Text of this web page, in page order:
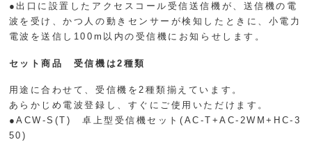
●出口に設置したアクセスコール受信送信機が、送信機の電
波を受け、かつ人の動きセンサーが検知したときに、小電力
電波を送信し100m以内の受信機にお知らせします。
セット商品 受信機は2種類
用途に合わせて、受信機を2種類揃えています。
あらかじめ電波登録し、すぐにご使用いただけます。
●ACW-S(T) 卓上型受信機セット(AC-T+AC-2WM+HC-3
50)